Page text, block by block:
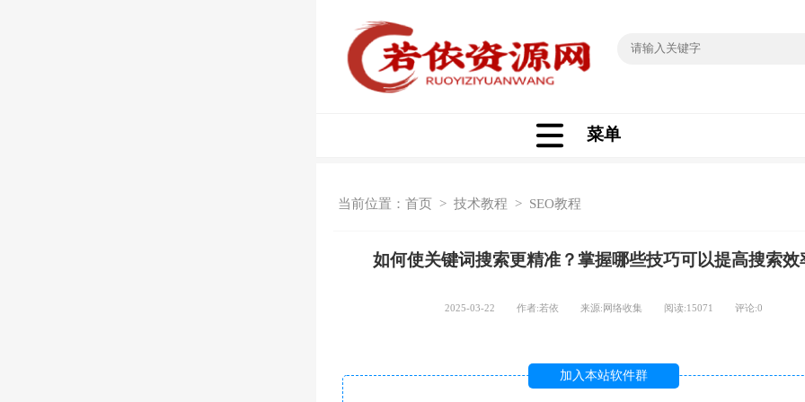
菜单
当前位置：首页 >技术教程 > SEO教程
如何使关键词搜索更精准？掌握哪些技巧可以提高搜索效
2025-03-22 作者:若依 来源:网络收集 阅读:15071 评论:0
加入本站软件群